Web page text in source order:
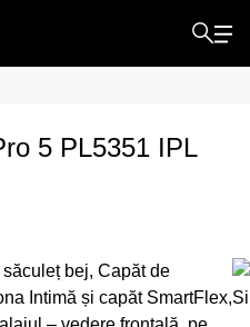
5 PL5351 IPL